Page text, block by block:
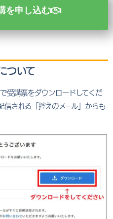
を申し込む
ついて
受講票をダウンロードしてくだ
信される「控えのメール」からも